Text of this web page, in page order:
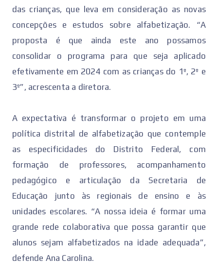
das crianças, que leva em consideração as novas
concepções e estudos sobre alfabetização. “A
proposta é que ainda este ano possamos
consolidar o programa para que seja aplicado
efetivamente em 2024 com as crianças do 1º, 2º e
3º”, acrescenta a diretora.
A expectativa é transformar o projeto em uma
política distrital de alfabetização que contemple
as especificidades do Distrito Federal, com
formação de professores, acompanhamento
pedagógico e articulação da Secretaria de
Educação junto às regionais de ensino e às
unidades escolares. “A nossa ideia é formar uma
grande rede colaborativa que possa garantir que
alunos sejam alfabetizados na idade adequada”,
defende Ana Carolina.